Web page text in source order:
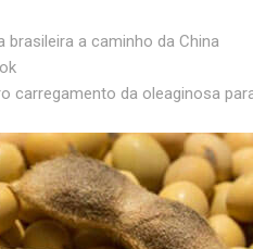
brasileira a caminho da China
carregamento da oleaginosa